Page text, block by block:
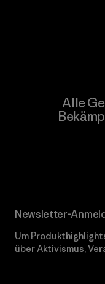
Alle
Newsletter-
Um
über Aktivismus,